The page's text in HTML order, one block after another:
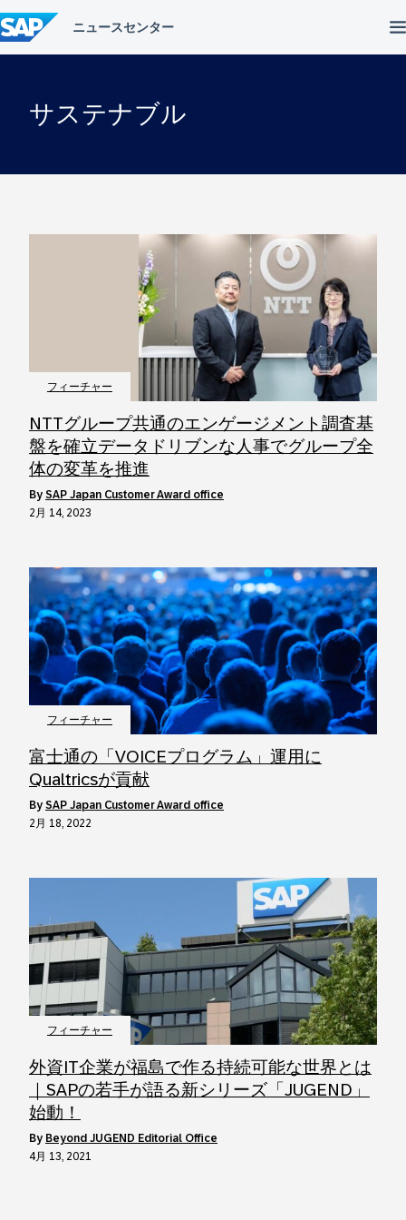
ン
テ
ン
サステナブル
フィーチャー
NTTグループ共通のエンゲージメント調査基
盤を確立データドリブンな人事でグループ全
体の変革を推進
by SAP Japan Customer Award office
2月 14, 2023
フィーチャー
富士通の「VOICEプログラム」運用に
Qualtricsが貢献
by SAP Japan Customer Award office
2月 18, 2022
フィーチャー
外資IT企業が福島で作る持続可能な世界とは
｜SAPの若手が語る新シリーズ「JUGEND」
始動！
by Beyond JUGEND Editorial Office
4月 13, 2021